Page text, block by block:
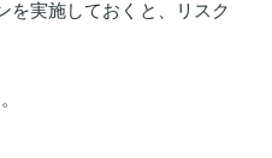
を実施しておくと、リスク